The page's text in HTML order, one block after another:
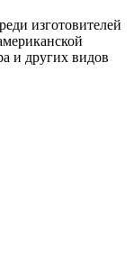
изготовителей
и других видов